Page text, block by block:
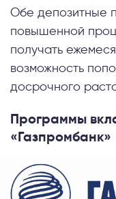
Обе депозитные
повышенной
получать
возможность
досрочного
Программы
«Газпромбанк»